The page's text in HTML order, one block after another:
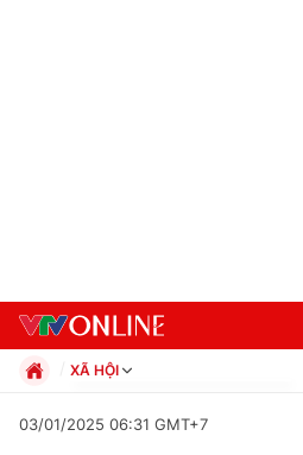
XÃ HỘI
Xã hội
03/01/2025 06:31 GMT+7